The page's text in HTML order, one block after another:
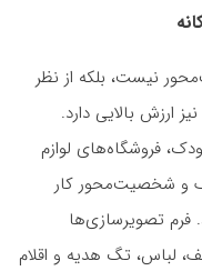
نیست، بلکه از نظر
ارزش بالایی دارد.
فروشگاه‌های لوازم
و شخصیت‌محور کار
فرم تصویرسازی‌ها
لباس، تگ هدیه و اقلام